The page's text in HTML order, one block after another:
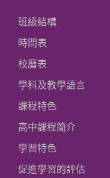
班級結構
時間表
校曆表
學科及教學語言
課程特色
高中課程簡介
學習特色
促進學習的評估